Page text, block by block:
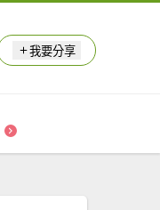
我要分享